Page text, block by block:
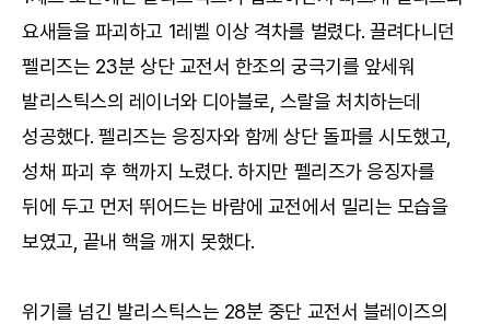
요새들을 파괴하고 1레벨 이상 격차를 벌렸다. 끌려다니던
펠리즈는 23분 상단 교전서 한조의 궁극기를 앞세워
발리스틱스의 레이너와 디아블로, 스랄을 처치하는데
성공했다. 펠리즈는 응징자와 함께 상단 돌파를 시도했고,
성채 파괴 후 핵까지 노렸다. 하지만 펠리즈가 응징자를
뒤에 두고 먼저 뛰어드는 바람에 교전에서 밀리는 모습을
보였고, 끝내 핵을 깨지 못했다.
위기를 넘긴 발리스틱스는 28분 중단 교전서 블레이즈의